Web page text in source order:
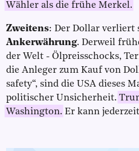
Wähler als die frühe Merkel.
Zweitens: Der Dollar verliert
Ankerwährung. Derweil
der Welt - Ölpreisschocks,
die Anleger zum Kauf von
safety“, sind die USA dieses
politischer Unsicherheit.
Washington. Er kann